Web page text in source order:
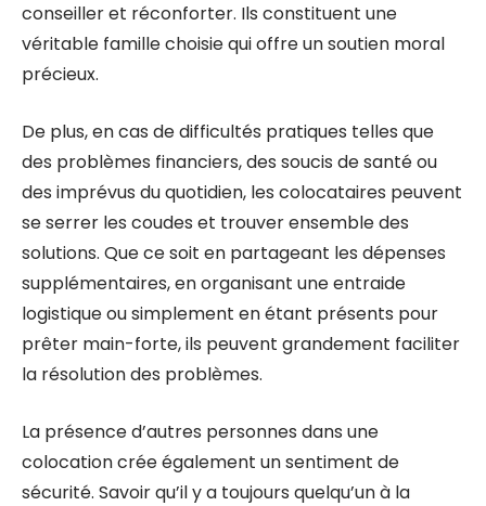
conseiller et réconforter. Ils constituent une
véritable famille choisie qui offre un soutien moral
précieux.
De plus, en cas de difficultés pratiques telles que
des problèmes financiers, des soucis de santé ou
des imprévus du quotidien, les colocataires peuvent
se serrer les coudes et trouver ensemble des
solutions. Que ce soit en partageant les dépenses
supplémentaires, en organisant une entraide
logistique ou simplement en étant présents pour
prêter main-forte, ils peuvent grandement faciliter
la résolution des problèmes.
La présence d’autres personnes dans une
colocation crée également un sentiment de
sécurité. Savoir qu’il y a toujours quelqu’un à la